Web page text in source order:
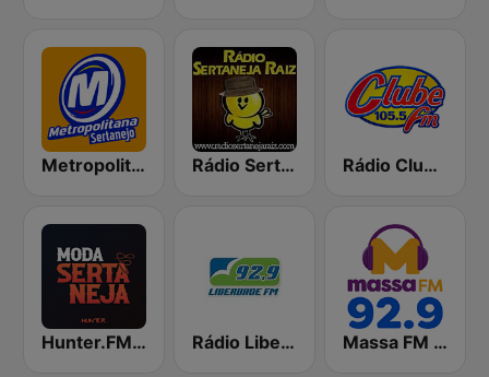
Metropolitana Sertanejo Rádio Sertaneja Raiz Rádio Clube FM - Brasília 105.5
Hunter.FM - Moda Sertaneja Rádio Liberdade FM 92.9 Massa FM 92.9 - São Paulo